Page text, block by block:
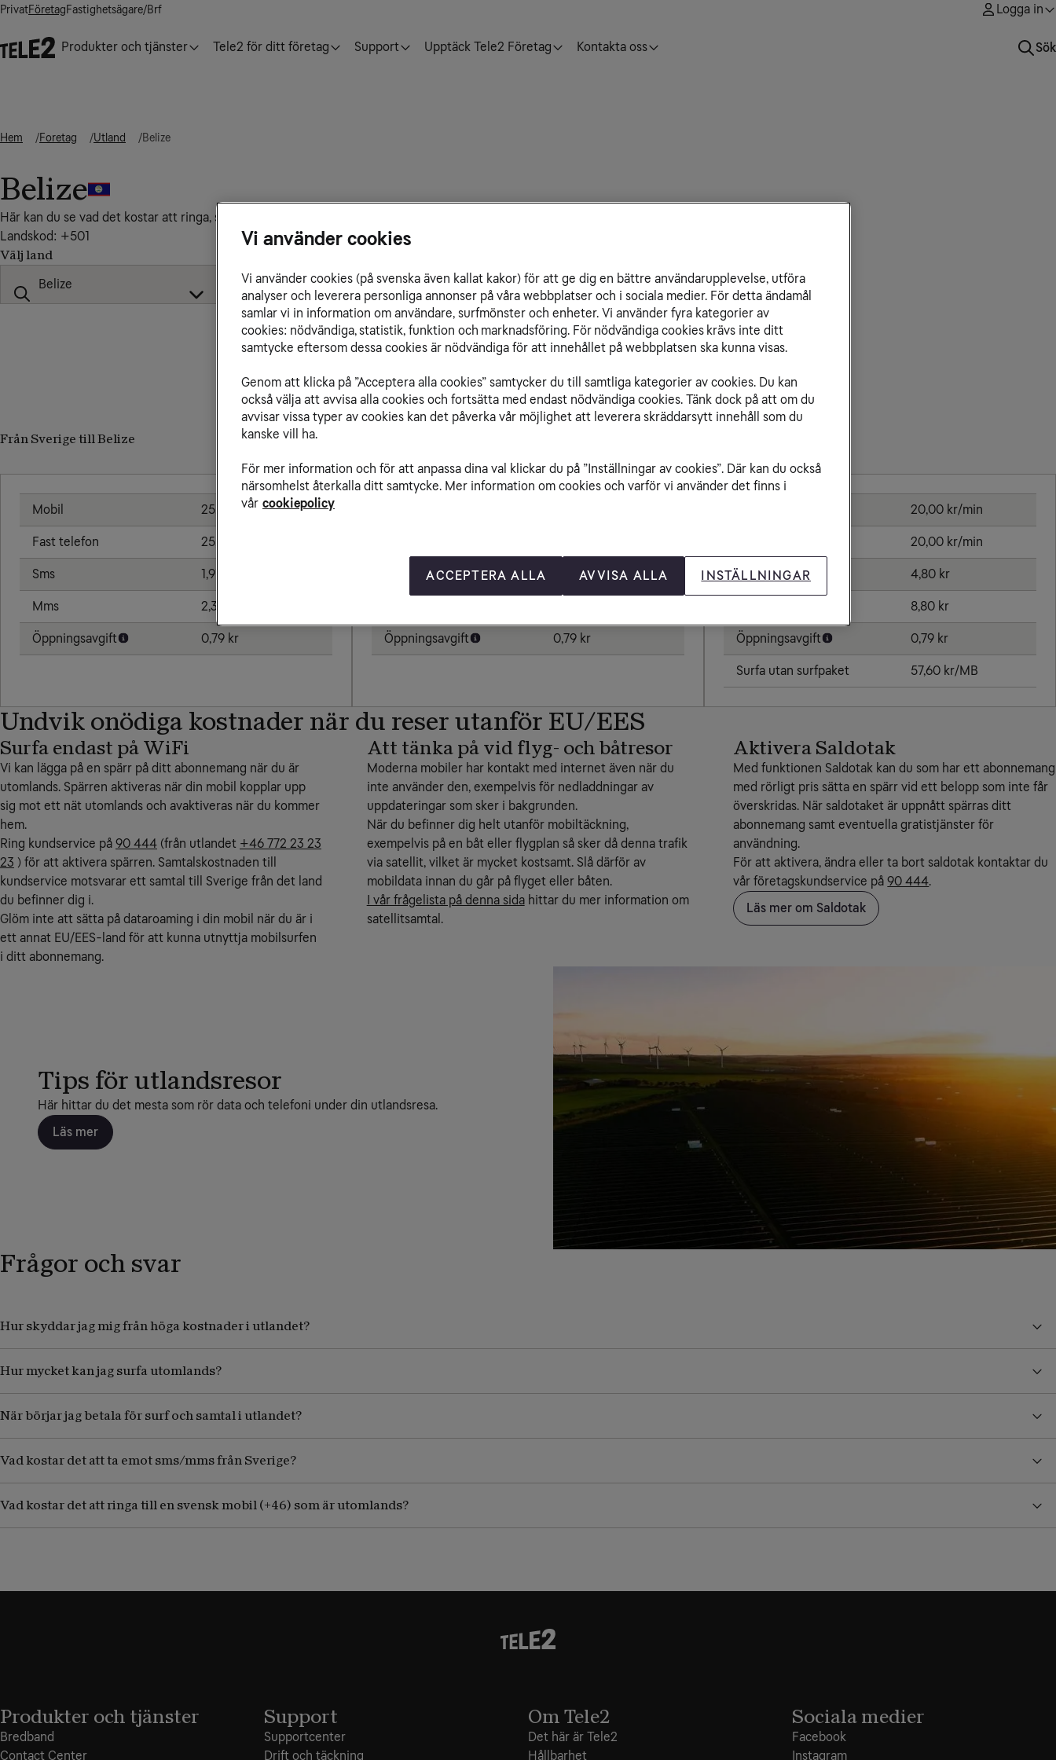
PrivatFöretagFastighetsägare/Brf Logga in
Produkter och tjänster Tele2 för ditt företag Support Upptäck Tele2 Företag Kontakta oss Sök
Hem Foretag Utland Belize
Belize
Här kan du se vad det kostar att ringa, sms:a och surfa till, från och inom Belize.
Landskod: +501
Välj land
Från Sverige till Belize
Mobil 25,00 kr/min
Fast telefon 25,00 kr/min
Sms 1,91 kr
Mms 2,39 kr
Öppningsavgift 0,79 kr
Från Belize till
4,80 kr
Öppningsavgift 0,79 kr
20,00 kr/min
20,00 kr/min
Sms 4,80 kr
8,80 kr
Öppningsavgift 0,79 kr
Surfa utan surfpaket 57,60 kr/MB
Undvik onödiga kostnader när du reser utanför EU/EES
Surfa endast på WiFi
Vi kan lägga på en spärr på ditt abonnemang när du är
utomlands. Spärren aktiveras när din mobil kopplar upp
sig mot ett nät utomlands och avaktiveras när du kommer
hem.
Ring kundservice på 90 444 (från utlandet +46 772 23 23
23 ) för att aktivera spärren. Samtalskostnaden till
kundservice motsvarar ett samtal till Sverige från det land
du befinner dig i.
Glöm inte att sätta på dataroaming i din mobil när du är i
ett annat EU/EES-land för att kunna utnyttja mobilsurfen
i ditt abonnemang.
Att tänka på vid flyg- och båtresor
Moderna mobiler har kontakt med internet även när du
inte använder den, exempelvis för nedladdningar av
uppdateringar som sker i bakgrunden.
När du befinner dig helt utanför mobiltäckning,
exempelvis på en båt eller flygplan så sker då denna trafik
via satellit, vilket är mycket kostsamt. Slå därför av
mobildata innan du går på flyget eller båten.
I vår frågelista på denna sidahittar du mer information om
satellitsamtal.
Aktivera Saldotak
Med funktionen Saldotak kan du som har ett abonnemang
med rörligt pris sätta en spärr vid ett belopp som inte får
överskridas. När saldotaket är uppnått spärras ditt
abonnemang samt eventuella gratistjänster för
användning.
För att aktivera, ändra eller ta bort saldotak kontaktar du
vår företagskundservice på90 444.
Läs mer om Saldotak
Tips för utlandsresor
Här hittar du det mesta som rör data och telefoni under din utlandsresa.
Läs mer
Frågor och svar
Hur skyddar jag mig från höga kostnader i utlandet?
Hur mycket kan jag surfa utomlands?
När börjar jag betala för surf och samtal i utlandet?
Vad kostar det att ta emot sms/mms från Sverige?
Vad kostar det att ringa till en svensk mobil (+46) som är utomlands?
Produkter och tjänster
Bredband
Contact Center
Support
Supportcenter
Drift och täckning
Om Tele2
Det här är Tele2
Hållbarhet
Sociala medier
Facebook
Instagram
Vi använder cookies
Vi använder cookies (på svenska även kallat kakor) för att ge dig en bättre användarupplevelse, utföra
analyser och leverera personliga annonser på våra webbplatser och i sociala medier. För detta ändamål
samlar vi in information om användare, surfmönster och enheter. Vi använder fyra kategorier av
cookies: nödvändiga, statistik, funktion och marknadsföring. För nödvändiga cookies krävs inte ditt
samtycke eftersom dessa cookies är nödvändiga för att innehållet på webbplatsen ska kunna visas.
Genom att klicka på ”Acceptera alla cookies” samtycker du till samtliga kategorier av cookies. Du kan
också välja att avvisa alla cookies och fortsätta med endast nödvändiga cookies. Tänk dock på att om du
avvisar vissa typer av cookies kan det påverka vår möjlighet att leverera skräddarsytt innehåll som du
kanske vill ha.
För mer information och för att anpassa dina val klickar du på ”Inställningar av cookies”. Där kan du också
närsomhelst återkalla ditt samtycke. Mer information om cookies och varför vi använder det finns i
vår cookiepolicy
ACCEPTERA ALLA AVVISA ALLA INSTÄLLNINGAR